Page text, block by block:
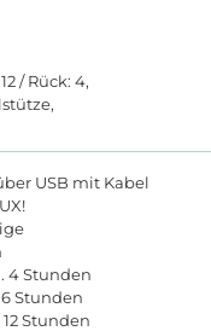
/ Rück: 4,
USB mit Kabel
4 Stunden
Stunden
Stunden